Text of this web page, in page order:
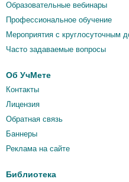
Образовательные вебинары
Профессиональное обучение
Мероприятия c круглосуточным
Часто задаваемые вопросы
Об УчМете
Контакты
Лицензия
Обратная связь
Баннеры
Реклама на сайте
Библиотека